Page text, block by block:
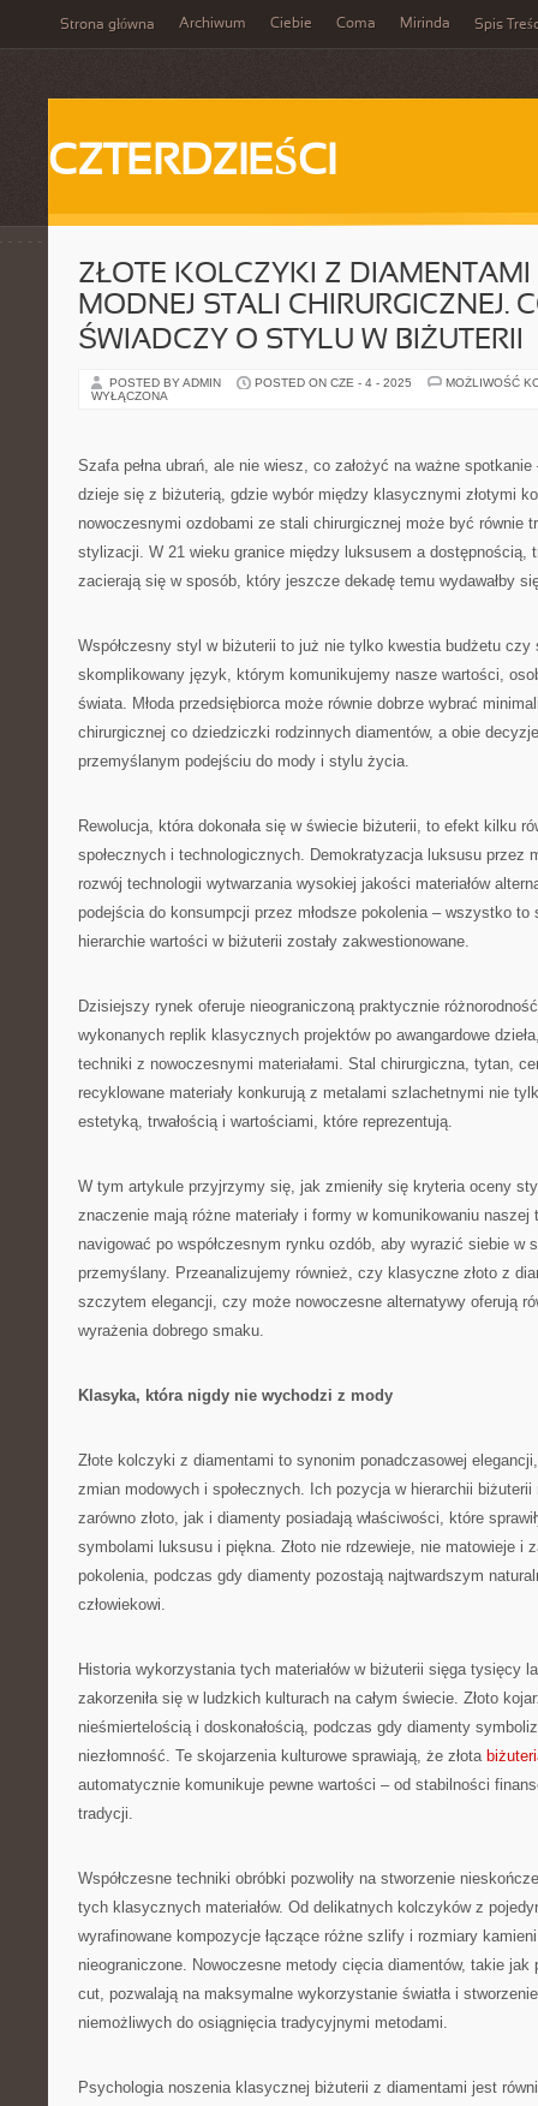
Strona główna Archiwum Ciebie Coma Mirinda Spis
CZTERDZIEŚCI
ZŁOTE KOLCZYKI Z DIAMENTAMI
MODNEJ STALI CHIRURGICZNEJ.
ŚWIADCZY O STYLU W BIŻUTERII
POSTED BY ADMIN POSTED ON CZE - 4 - 2025
MOŻLIWOŚĆ
WYŁĄCZONA
Szafa pełna ubrań, ale nie wiesz, co założyć na ważne
dzieje się z biżuterią, gdzie wybór między klasycznymi złotymi
nowoczesnymi ozdobami ze stali chirurgicznej może być równie
stylizacji. W 21 wieku granice między luksusem a dostępnością,
zacierają się w sposób, który jeszcze dekadę temu wydawałby
Współczesny styl w biżuterii to już nie tylko kwestia budżetu czy
skomplikowany język, którym komunikujemy nasze wartości,
świata. Młoda przedsiębiorca może równie dobrze wybrać
chirurgicznej co dziedziczki rodzinnych diamentów, a obie
przemyślanym podejściu do mody i stylu życia.
Rewolucja, która dokonała się w świecie biżuterii, to efekt kilku
społecznych i technologicznych. Demokratyzacja luksusu przez
rozwój technologii wytwarzania wysokiej jakości materiałów
podejścia do konsumpcji przez młodsze pokolenia – wszystko to
hierarchie wartości w biżuterii zostały zakwestionowane.
Dzisiejszy rynek oferuje nieograniczoną praktycznie
wykonanych replik klasycznych projektów po awangardowe
techniki z nowoczesnymi materiałami. Stal chirurgiczna, tytan,
recyklowane materiały konkurują z metalami szlachetnymi nie
estetyką, trwałością i wartościami, które reprezentują.
W tym artykule przyjrzymy się, jak zmieniły się kryteria oceny
znaczenie mają różne materiały i formy w komunikowaniu
navigować po współczesnym rynku ozdób, aby wyrazić siebie w
przemyślany. Przeanalizujemy również, czy klasyczne złoto z
szczytem elegancji, czy może nowoczesne alternatywy oferują
wyrażenia dobrego smaku.
Klasyka, która nigdy nie wychodzi z mody
Złote kolczyki z diamentami to synonim ponadczasowej
zmian modowych i społecznych. Ich pozycja w hierarchii
zarówno złoto, jak i diamenty posiadają właściwości, które
symbolami luksusu i piękna. Złoto nie rdzewieje, nie matowieje i
pokolenia, podczas gdy diamenty pozostają najtwardszym
człowiekowi.
Historia wykorzystania tych materiałów w biżuterii sięga tysięcy
zakorzeniła się w ludzkich kulturach na całym świecie. Złoto
nieśmiertelością i doskonałością, podczas gdy diamenty
niezłomność. Te skojarzenia kulturowe sprawiają, że złota
automatycznie komunikuje pewne wartości – od stabilności
tradycji.
Współczesne techniki obróbki pozwoliły na stworzenie
tych klasycznych materiałów. Od delikatnych kolczyków z
wyrafinowane kompozycje łączące różne szlify i rozmiary
nieograniczone. Nowoczesne metody cięcia diamentów, takie
cut, pozwalają na maksymalne wykorzystanie światła i
niemożliwych do osiągnięcia tradycyjnymi metodami.
Psychologia noszenia klasycznej biżuterii z diamentami jest